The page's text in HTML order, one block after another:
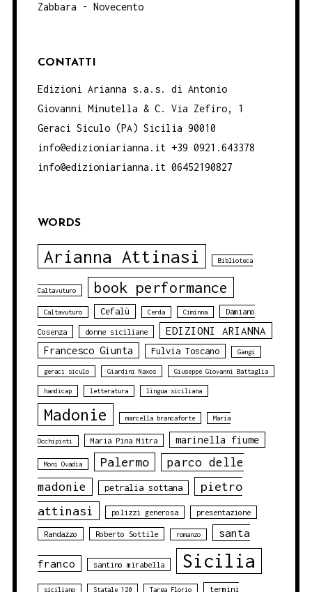
Zabbara - Novecento
CONTATTI
Edizioni Arianna s.a.s. di Antonio
Giovanni Minutella & C. Via Zefiro, 1
Geraci Siculo (PA) Sicilia 90010
info@edizioniarianna.it +39 0921.643378
info@edizioniarianna.it 06452190827
WORDS
Arianna Attinasi Biblioteca
Caltavuturo book performance
Caltavuturo Cefalù Cerda Ciminna Damiano
Cosenza donne siciliane EDIZIONI ARIANNA
Francesco Giunta Fulvia Toscano Gangi
geraci siculo Giardini Naxos Giuseppe Giovanni Battaglia
handicap letteratura lingua siciliana
Madonie marcella brancaforte Maria
Occhipinti Maria Pina Mitra marinella fiume
Moni Ovadia Palermo
parco delle
madonie
petralia sottana
pietro
attinasi
polizzi generosa presentazione
Randazzo Roberto Sottile romanzo santa
franco santino mirabella Sicilia
siciliano Statale 120 Targa Florio termini